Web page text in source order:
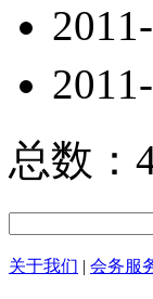
总数：
关于我们 | 会务服